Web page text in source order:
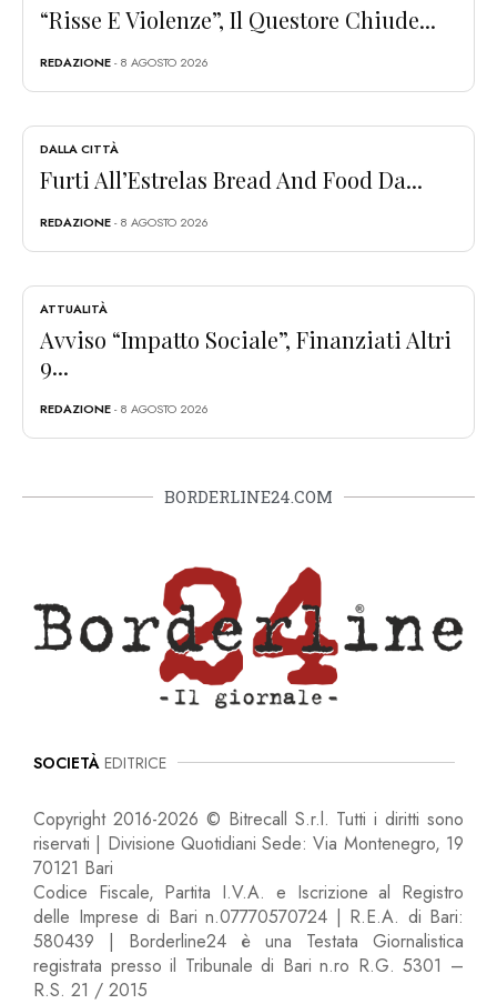
“Risse E Violenze”, Il Questore Chiude...
REDAZIONE- 8 AGOSTO 2026
DALLA CITTÀ
Furti All’Estrelas Bread And Food Da...
REDAZIONE- 8 AGOSTO 2026
ATTUALITÀ
Avviso “Impatto Sociale”, Finanziati Altri
9...
REDAZIONE- 8 AGOSTO 2026
BORDERLINE24.COM
SOCIETÀ EDITRICE
Copyright 2016-2026 © Bitrecall S.r.l. Tutti i diritti sono
riservati | Divisione Quotidiani Sede: Via Montenegro, 19
70121 Bari
Codice Fiscale, Partita I.V.A. e Iscrizione al Registro
delle Imprese di Bari n.07770570724 | R.E.A. di Bari:
580439 | Borderline24 è una Testata Giornalistica
registrata presso il Tribunale di Bari n.ro R.G. 5301 –
R.S. 21 / 2015